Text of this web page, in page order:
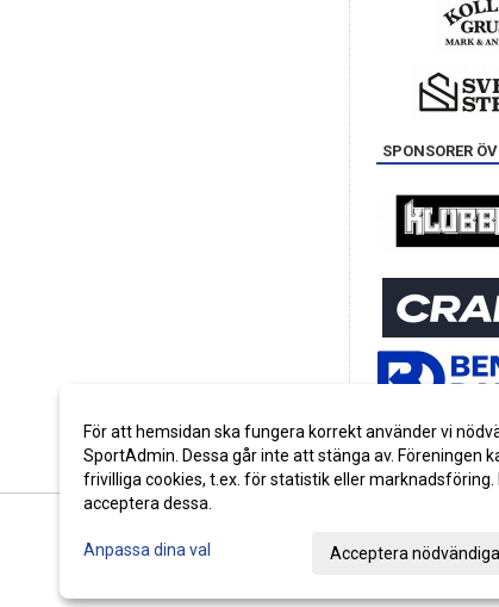
SPONSORER
För att hemsidan ska fungera korrekt använder vi
SportAdmin. Dessa går inte att stänga av. Föreningen
frivilliga cookies, t.ex. för statistik eller marknadsföring.
acceptera dessa.
Anpassa dina val Acceptera nödvändiga